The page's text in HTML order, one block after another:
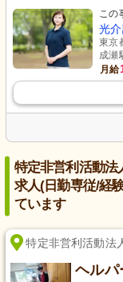
この
光
東京
成瀬
月給
特定非営利活動法
求人(日勤専従/経
ています
特定非営利活動法
ヘルパ